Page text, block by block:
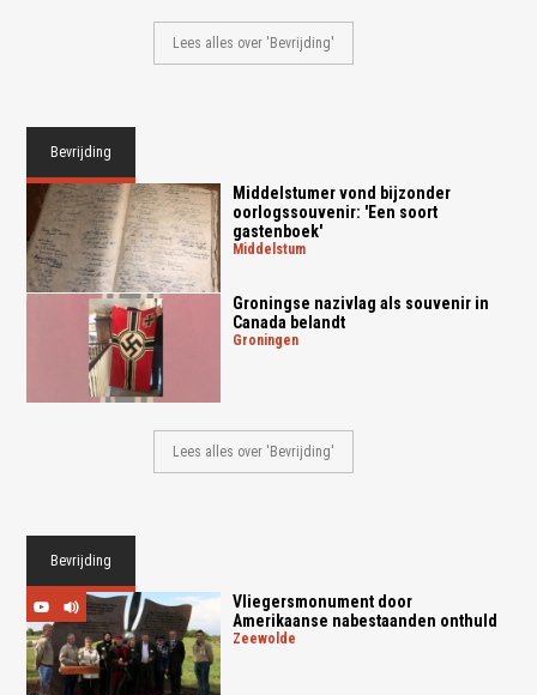
Lees alles over 'Bevrijding'
Bevrijding
Middelstumer vond bijzonder
oorlogssouvenir: 'Een soort
gastenboek'
middelstum
Groningse nazivlag als souvenir in
Canada belandt
groningen
Lees alles over 'Bevrijding'
Bevrijding
Vliegersmonument door
Amerikaanse nabestaanden onthuld
zeewolde